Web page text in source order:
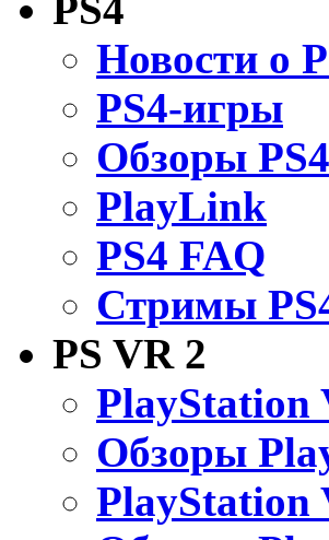
PS4
Новости о
PS4-игры
Обзоры
PlayLink
PS4 FAQ
Стримы
PS VR 2
PlayStation
Обзоры
PlayStation